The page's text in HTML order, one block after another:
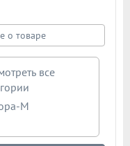
о товаре
все